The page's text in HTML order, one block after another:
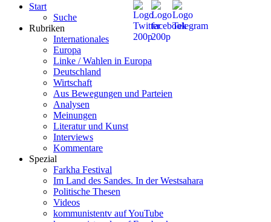
Start
Suche
Rubriken
Internationales
Europa
Linke / Wahlen in Europa
Deutschland
Wirtschaft
Aus Bewegungen und Parteien
Analysen
Meinungen
Literatur und Kunst
Interviews
Kommentare
Spezial
Farkha Festival
Im Land des Sandes. In der Westsahara
Politische Thesen
Videos
kommunistentv auf YouTube